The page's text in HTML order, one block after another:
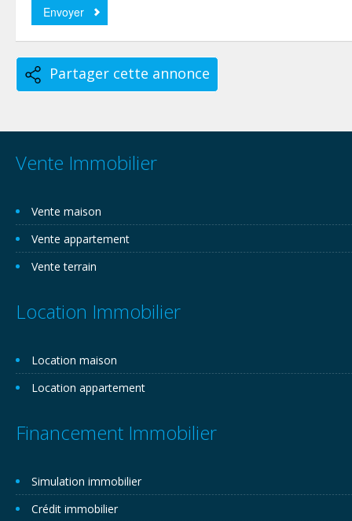
Partager cette annonce
Vente Immobilier
Vente maison
Vente appartement
Vente terrain
Location Immobilier
Location maison
Location appartement
Financement Immobilier
Simulation immobilier
Crédit immobilier